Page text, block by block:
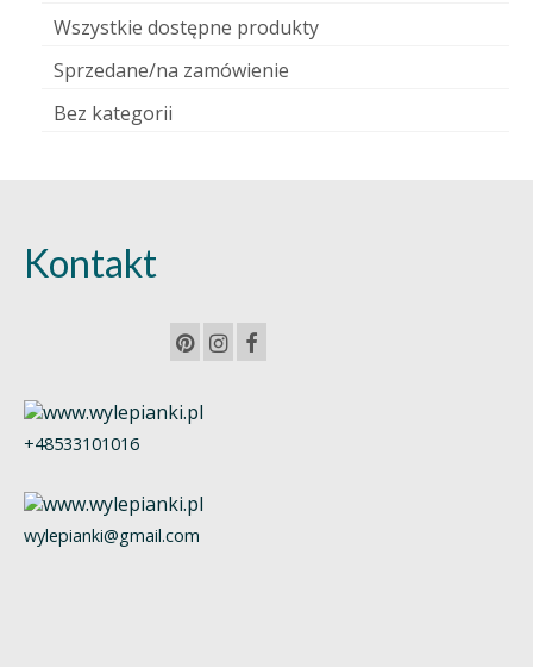
Wszystkie dostępne produkty
Sprzedane/na zamówienie
Bez kategorii
Kontakt
+48533101016
wylepianki@gmail.com